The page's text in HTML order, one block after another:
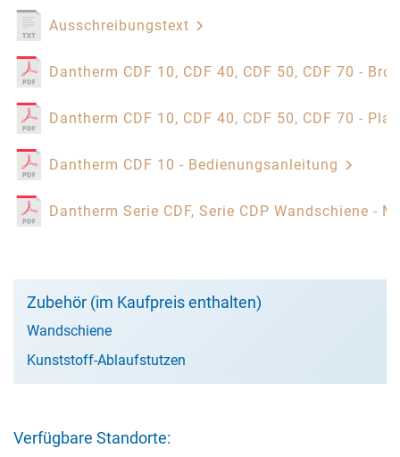
Ausschreibungstext
Dantherm CDF 10, CDF 40, CDF 50, CDF 70 -
Dantherm CDF 10, CDF 40, CDF 50, CDF 70 -
Dantherm CDF 10 - Bedienungsanleitung
Dantherm Serie CDF, Serie CDP Wandschiene -
Zubehör (im Kaufpreis enthalten)
Wandschiene
Kunststoff-Ablaufstutzen
Verfügbare Standorte: